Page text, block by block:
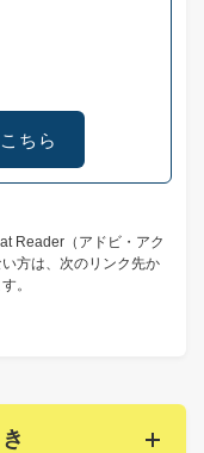
ちら
Reader（アドビ・アク
方は、次のリンク先か
。